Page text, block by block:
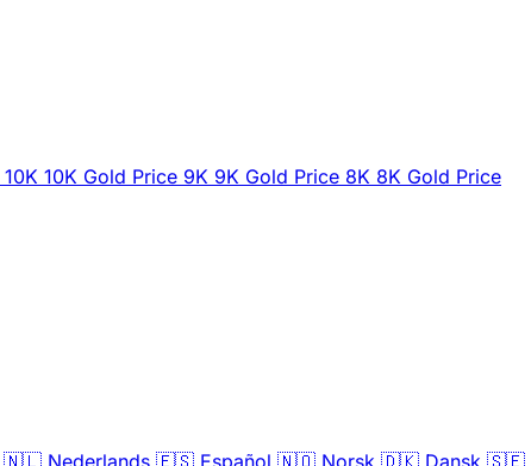
10K 10K Gold Price 9K 9K Gold Price 8K 8K Gold Price
🇳🇱 Nederlands 🇪🇸 Español 🇳🇴 Norsk 🇩🇰 Dansk 🇸🇪